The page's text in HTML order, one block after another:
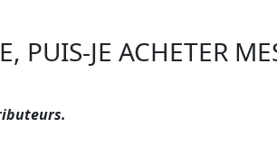
PUIS-JE ACHETER